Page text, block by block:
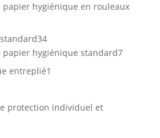
produits
hygiénique en rouleaux
3434
produits
hygiénique standard77
entreplié1
produits
protection individuel et